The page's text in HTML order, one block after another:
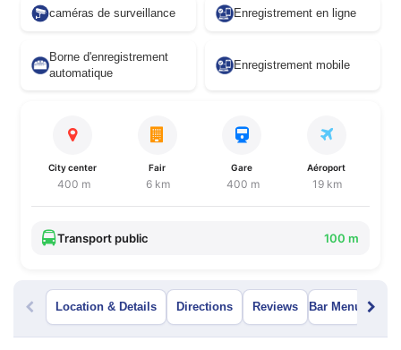
caméras de surveillance Enregistrement en ligne
Borne d'enregistrement
automatique
Enregistrement mobile
City center
400 m
Fair
6 km
Gare
400 m
Aéroport
19 km
Transport public 100 m
Location & Details Directions Reviews Bar Menu